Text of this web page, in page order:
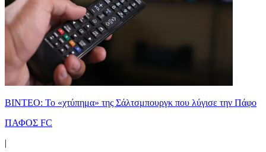
ΒΙΝΤΕΟ: Το «χτύπημα» της Σάλτσμπουργκ που λύγισε την Πάφο
ΠΑΦΟΣ FC
|